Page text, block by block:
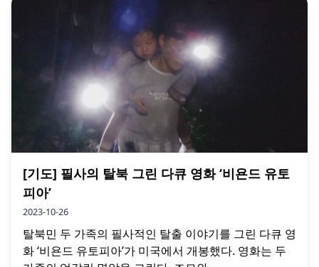
[기도] 필사의 탈북 그린 다큐 영화 ‘비욘드 유토
피아’
2023-10-26
탈북민 두 가족의 필사적인 탈출 이야기를 그린 다큐 영
화 ‘비욘드 유토피아’가 미국에서 개봉했다. 영화는 두